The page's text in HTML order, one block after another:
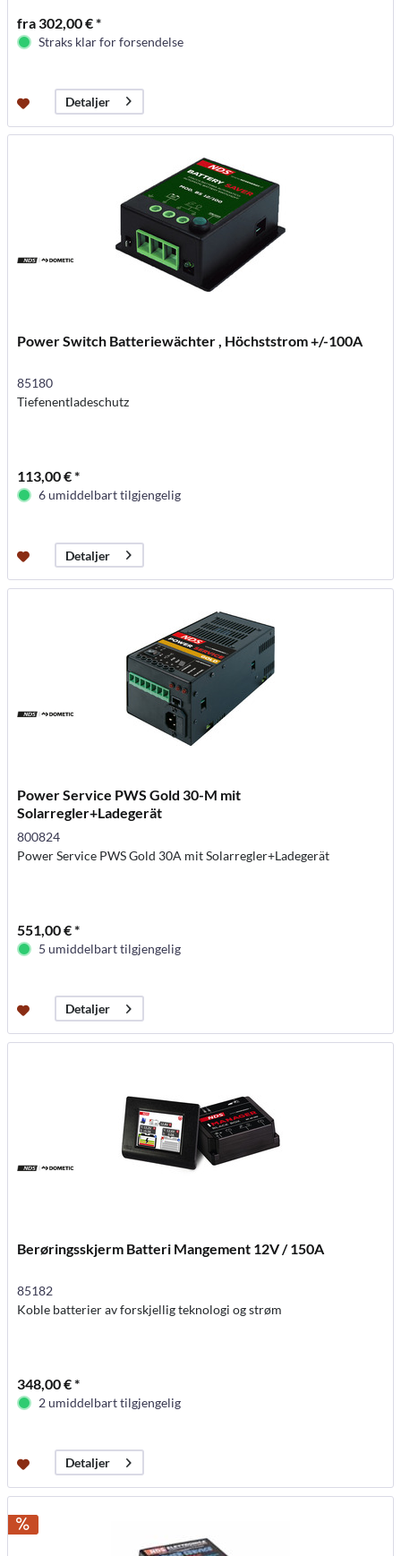
fra 302,00 € *
Straks klar for forsendelse
Detaljer
Power Switch Batteriewächter , Höchststrom +/-100A
85180
Tiefenentladeschutz
113,00 € *
6 umiddelbart tilgjengelig
Detaljer
Power Service PWS Gold 30-M mit
Solarregler+Ladegerät
800824
Power Service PWS Gold 30A mit Solarregler+Ladegerät
551,00 € *
5 umiddelbart tilgjengelig
Detaljer
Berøringsskjerm Batteri Mangement 12V / 150A
85182
Koble batterier av forskjellig teknologi og strøm
348,00 € *
2 umiddelbart tilgjengelig
Detaljer